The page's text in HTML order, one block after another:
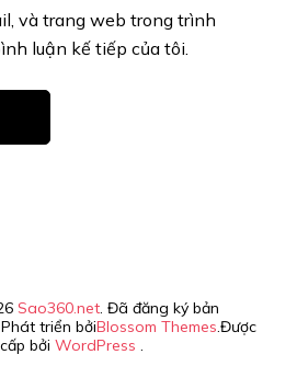
và trang web trong trình
luận kế tiếp của tôi.
Sao360.net. Đã đăng ký bản
triển bởiBlossom Themes .Được
bởi WordPress